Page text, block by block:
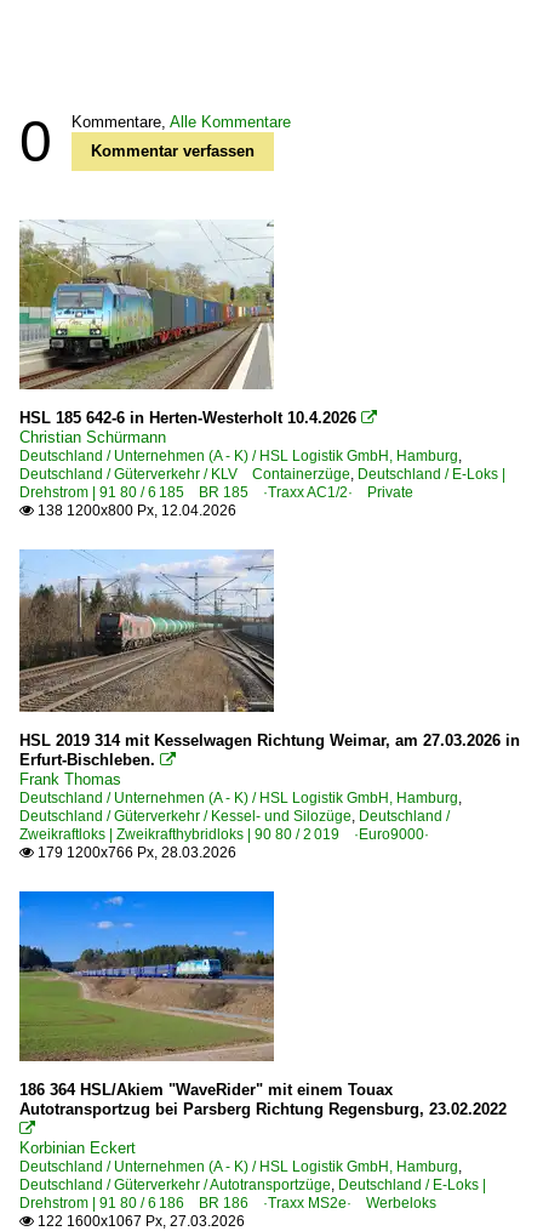
0 Kommentare, Alle Kommentare
Kommentar verfassen
HSL 185 642-6 in Herten-Westerholt 10.4.2026 
Christian Schürmann
Deutschland / Unternehmen (A - K) / HSL Logistik GmbH, Hamburg
Deutschland / Güterverkehr / KLV Containerzüge Deutschland / E-Loks |
Drehstrom | 91 80 / 6 185 BR 185 ·Traxx AC1/2· Private
 138 1200x800 Px, 12.04.2026
HSL 2019 314 mit Kesselwagen Richtung Weimar, am 27.03.2026 in
Erfurt-Bischleben. 
Frank Thomas
Deutschland / Unternehmen (A - K) / HSL Logistik GmbH, Hamburg
Deutschland / Güterverkehr / Kessel- und Silozüge Deutschland /
Zweikraftloks | Zweikrafthybridloks | 90 80 / 2 019 ·Euro9000·
 179 1200x766 Px, 28.03.2026
186 364 HSL/Akiem "WaveRider" mit einem Touax
Autotransportzug bei Parsberg Richtung Regensburg, 23.02.2022

Korbinian Eckert
Deutschland / Unternehmen (A - K) / HSL Logistik GmbH, Hamburg
Deutschland / Güterverkehr / Autotransportzüge Deutschland / E-Loks |
Drehstrom | 91 80 / 6 186 BR 186 ·Traxx MS2e· Werbeloks
 122 1600x1067 Px, 27.03.2026